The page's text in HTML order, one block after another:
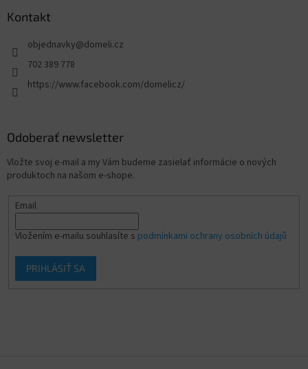
Kontakt
objednavky@domeli.cz
702 389 778
https://www.facebook.com/domelicz/
Odoberať newsletter
Vložte svoj e-mail a my Vám budeme zasielať informácie o nových
produktoch na našom e-shope.
Email
Vložením e-mailu souhlasíte s podmínkami ochrany osobních údajů
PRIHLÁSIŤ SA